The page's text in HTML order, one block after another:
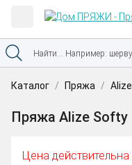
Каталог Пряжа Alize
Пряжа Alize Softy
Цена действительна